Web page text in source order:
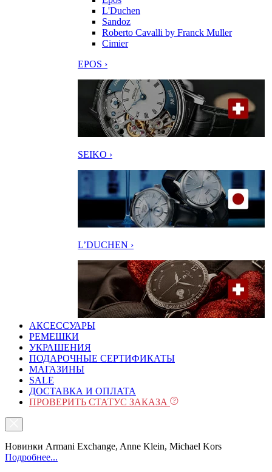
L'Duchen
Sandoz
Roberto Cavalli by Franck Muller
Cimier
EPOS ›
SEIKO ›
L’DUCHEN ›
АКСЕССУАРЫ
РЕМЕШКИ
УКРАШЕНИЯ
ПОДАРОЧНЫЕ СЕРТИФИКАТЫ
МАГАЗИНЫ
SALE
ДОСТАВКА И ОПЛАТА
ПРОВЕРИТЬ СТАТУС ЗАКАЗА
Новинки Armani Exchange, Anne Klein, Michael Kors
Подробнее...